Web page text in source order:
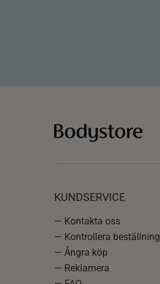
KUNDSERVICE
— Kontakta oss
— Kontrollera beställning
— Ångra köp
— Reklamera